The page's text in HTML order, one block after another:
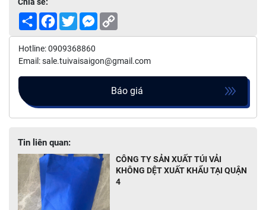
Share Facebook
TwitterMessenger
Hotline: 0909368860
Email: sale.tuivaisaigon@gmail.com
Báo giá
Tin liên quan:
CÔNG TY SẢN XUẤT TÚI VẢI
KHÔNG DỆT XUẤT KHẨU TẠI QUẬN
4